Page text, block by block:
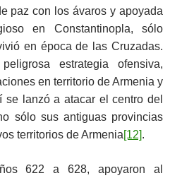
paz con los ávaros y apoyada
en Constantinopla, sólo
en época de las Cruzadas.
estrategia ofensiva,
en territorio de Armenia y
se lanzó a atacar el centro del
sólo sus antiguas provincias
territorios de Armenia[12].
622 a 628, apoyaron al